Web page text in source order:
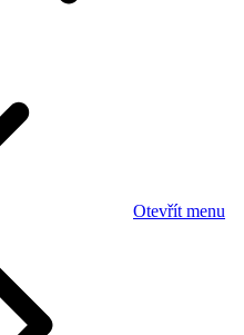
Otevřít menu